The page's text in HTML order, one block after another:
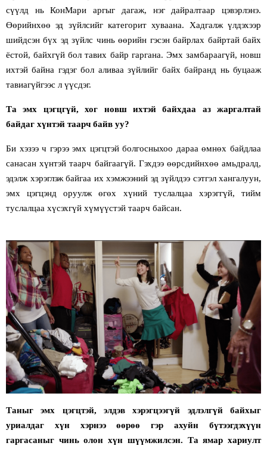
сүүлд нь КонМари аргыг дагаж, нэг дайралтаар цэвэрлэнэ.
Өөрийнхөө эд зүйлсийг категорит хуваана. Хадгалж үлдэхээр
шийдсэн бүх эд зүйлс чинь өөрийн гэсэн байрлах байртай байх
ёстой, байхгүй бол тавих байр гаргана. Эмх замбараагүй, новш
ихтэй байна гэдэг бол аливаа зүйлийг байх байранд нь буцааж
тавиагүйгээс л үүсдэг.
Та эмх цэгцгүй, хог новш ихтэй байхдаа аз жаргалтай
байдаг хүнтэй таарч байв уу?
Би хэзээ ч гэрээ эмх цэгцтэй болгосныхоо дараа өмнөх байдлаа
санасан хүнтэй таарч байгаагүй. Гэхдээ өөрсдийнхөө амьдралд,
эдэлж хэрэглэж байгаа их хэмжээний эд зүйлдээ сэтгэл хангалуун,
эмх цэгцэнд оруулж өгөх хүний туслалцаа хэрэггүй, тийм
туслалцаа хүсэхгүй хүмүүстэй таарч байсан.
Таныг эмх цэгцтэй, элдэв хэрэгцээгүй эдлэлгүй байхыг
уриалдаг хүн хэрнээ өөрөө гэр ахуйн бүтээгдэхүүн
гаргасаныг чинь олон хүн шүүмжилсэн. Та ямар хариулт